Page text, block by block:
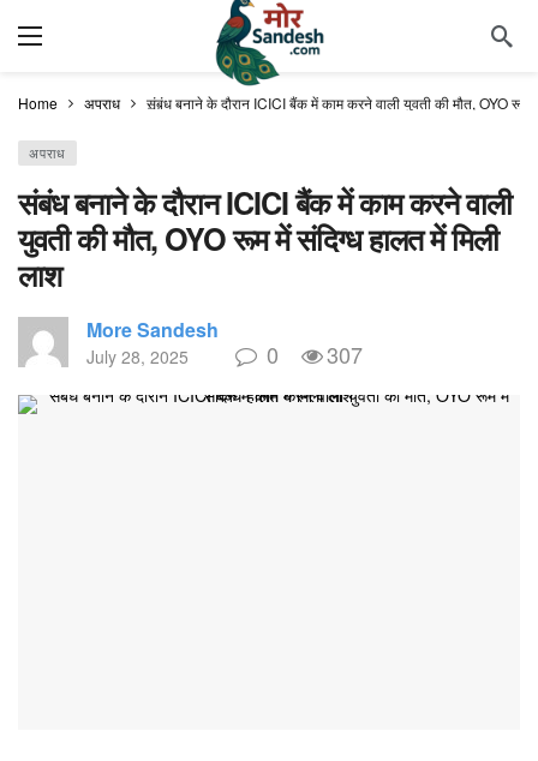
Home अपराध संबंध बनाने के दौरान ICICI बैंक में काम करने वाली युवती की मौत, OYO रूम
अपराध
संबंध बनाने के दौरान ICICI बैंक में काम करने वाली
युवती की मौत, OYO रूम में संदिग्ध हालत में मिली
लाश
More Sandesh
July 28, 2025 0 307